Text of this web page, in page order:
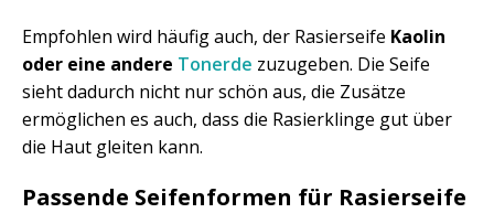
Empfohlen wird häufig auch, der Rasierseife Kaolin
oder eine andere Tonerde zuzugeben. Die Seife
sieht dadurch nicht nur schön aus, die Zusätze
ermöglichen es auch, dass die Rasierklinge gut über
die Haut gleiten kann.
Passende Seifenformen für Rasierseife